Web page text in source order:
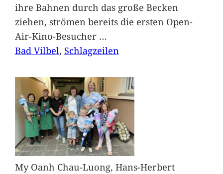
ihre Bahnen durch das große Becken
ziehen, strömen bereits die ersten Open-
Air-Kino-Besucher …
Bad Vilbel, Schlagzeilen
My Oanh Chau-Luong, Hans-Herbert